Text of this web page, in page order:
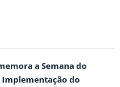
a Semana do
do